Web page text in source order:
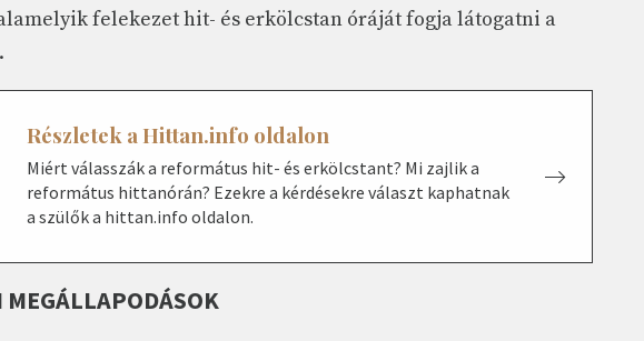
felekezet hit- és erkölcstan óráját fogja látogatni a
Részletek a Hittan.info oldalon
Miért válasszák a református hit- és erkölcstant? Mi zajlik a
református hittanórán? Ezekre a kérdésekre választ kaphatnak
a szülők a hittan.info oldalon.